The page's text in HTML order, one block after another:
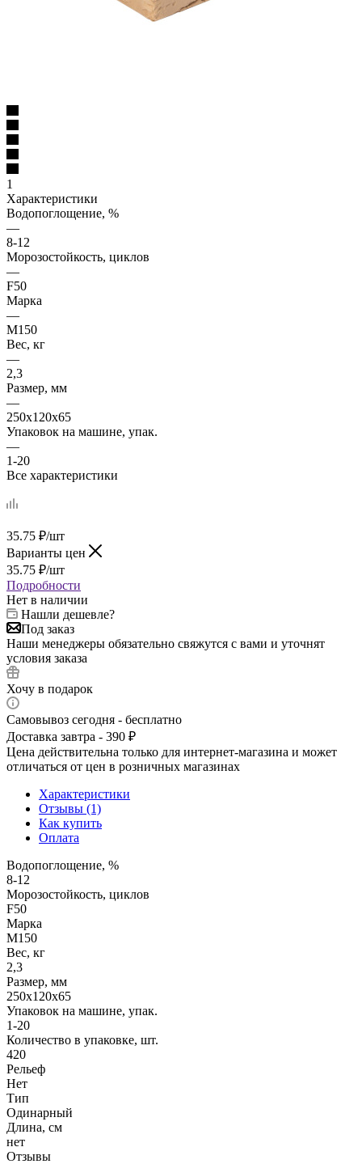
1
Характеристики
Водопоглощение, %
—
8-12
Морозостойкость, циклов
—
F50
Марка
—
М150
Вес, кг
—
2,3
Размер, мм
—
250х120х65
Упаковок на машине, упак.
—
1-20
Все характеристики
35.75 ₽/шт
Варианты цен
35.75 ₽/шт
Подробности
Нет в наличии
Нашли дешевле?
Под заказ
Наши менеджеры обязательно свяжутся с вами и уточнят
условия заказа
Хочу в подарок
Самовывоз сегодня - бесплатно
Доставка завтра - 390 ₽
Цена действительна только для интернет-магазина и может
отличаться от цен в розничных магазинах
Характеристики
Отзывы (1)
Как купить
Оплата
Водопоглощение, %
8-12
Морозостойкость, циклов
F50
Марка
М150
Вес, кг
2,3
Размер, мм
250х120х65
Упаковок на машине, упак.
1-20
Количество в упаковке, шт.
420
Рельеф
Нет
Тип
Одинарный
Длина, см
нет
Отзывы